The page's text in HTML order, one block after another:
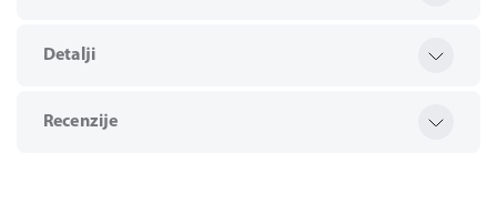
Detalji
Recenzije